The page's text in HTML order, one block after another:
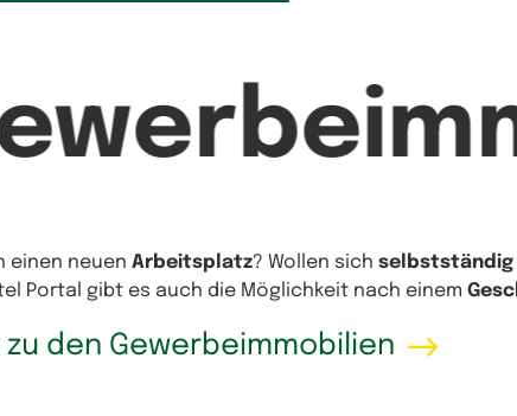
einen neuen Arbeitsplatz? Wollen sich selbstständig
Portal gibt es auch die Möglichkeit nach einem
zu den Gewerbeimmobilien